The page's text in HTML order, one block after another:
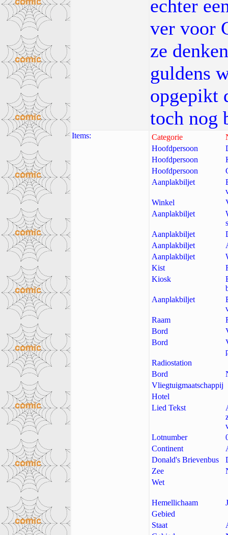
echter
ver voor
ze
guldens
opgepikt
toch nog
Items: Categorie
Hoofdpersoon
Hoofdpersoon
Hoofdpersoon
Aanplakbiljet
Winkel
Aanplakbiljet
Aanplakbiljet
Aanplakbiljet
Aanplakbiljet
Kist
Kiosk
Aanplakbiljet
Raam
Bord
Bord
Radiostation
Bord
Vliegtuigmaatschappij
Hotel
Lied Tekst
Lotnumber
Continent
Donald's Brievenbus
Zee
Wet
Hemellichaam
Gebied
Staat